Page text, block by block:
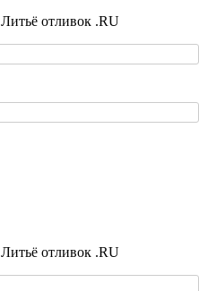
Литьё отливок .RU
Литьё отливок .RU